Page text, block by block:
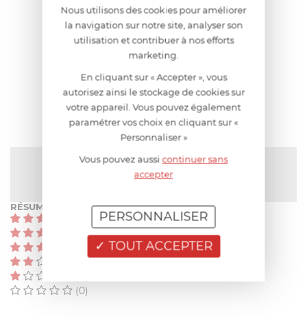
AIDE AU CHOIX
AVIS CLIENT
NOTE MOYENNE
Pas encore de note
RÉSUMÉ
(0)
(0)
(0)
Nous utilisons des cookies pour améliorer
la navigation sur notre site, analyser son
utilisation et contribuer à nos efforts
marketing.
En cliquant sur « Accepter », vous
autorisez ainsi le stockage de cookies sur
votre appareil. Vous pouvez également
paramétrer vos choix en cliquant sur «
Personnaliser »
Vous pouvez aussicontinuer sans
accepter
TOUT ACCEPTER
PERSONNALISER